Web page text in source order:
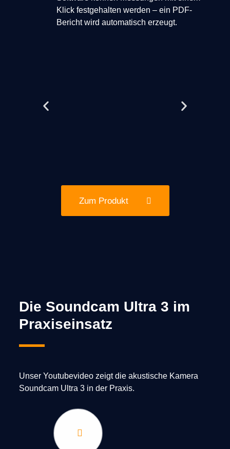
Klick festgehalten werden – ein PDF-
Bericht wird automatisch erzeugt.
Zum Produkt
Die Soundcam Ultra 3 im
Praxiseinsatz
Unser Youtubevideo zeigt die akustische Kamera
Soundcam Ultra 3 in der Praxis.